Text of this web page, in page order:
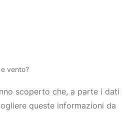
vento?
scoperto che, a parte i dati
queste informazioni da